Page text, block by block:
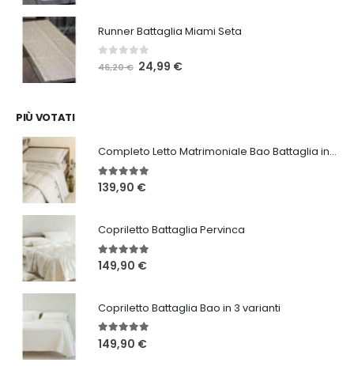
era:
46,20 €.
è:
Runner Battaglia Miami Seta
0 Su 5
46,20€ Il24,99 €Il
PIÙ VOTATI
Completo Letto Matrimoniale Bao Battaglia in 3 varianti
5.00Su 5
139,90 €
Copriletto Battaglia Pervinca
5.00Su 5
149,90 €
Copriletto Battaglia Bao in 3 varianti
5.00Su 5
149,90 €